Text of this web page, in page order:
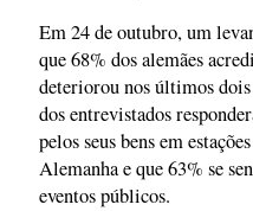
Em 24 de outubro, um
que 68% dos alemães
deteriorou nos últimos
dos entrevistados
pelos seus bens em
Alemanha e que 63% se
eventos públicos.